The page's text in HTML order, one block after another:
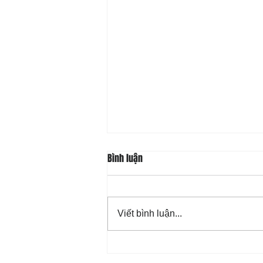
08-07 Nhân Từ Và Chân Thật
Bình luận
Viết bình luận...